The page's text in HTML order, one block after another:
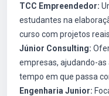
TCC Empreendedor:
estudantes na
curso com projetos reais.
Júnior Consulting:
empresas, ajudando-as
tempo em que passa
Engenharia Junior: